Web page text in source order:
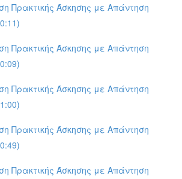
Πρακτικής Άσκησης με Απάντηση
Πρακτικής Άσκησης με Απάντηση
Πρακτικής Άσκησης με Απάντηση
Πρακτικής Άσκησης με Απάντηση
Πρακτικής Άσκησης με Απάντηση